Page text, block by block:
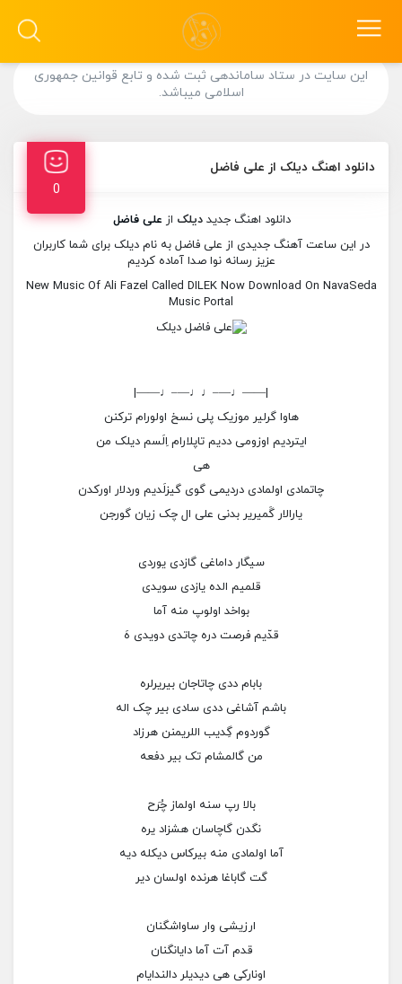
این سایت در ستاد ساماندهی ثبت شده و تابع قوانین جمهوری
اسلامی میباشد.
دانلود اهنگ دیلک از علی فاضل
0
دانلود اهنگ جدید دیلک از علی فاضل
در این ساعت آهنگ جدیدی از علی فاضل به نام دیلک برای شما کاربران
عزیز رسانه نوا صدا آماده کردیم
New Music Of Ali Fazel Called DILEK Now Download On NavaSeda
Music Portal
|——♩—–♩♩—–♩——|
هاوا گرلیر موزیک پلی نسخ اولورام ترکنن
ایتردیم اوزومی ددیم تاپلارام اِلَسم دیلک من
هی
چاتمادی اولمادی دردیمی گوی گیزلَدیم وردلار اورکدن
یارالار گَمیریر بدنی علی ال چک زیان گورجن
سیگار داماغی گازدی یوردی
قلمیم الده یازدی سویدی
بواخد اولوپ منه آما
قدّیم فرصت دره چاتدی دویدی هَ
بابام ددی چاتاجان بیریرلره
باشم آشاغی ددی سادی بیر چک اله
گوردوم گِدیب اللریمنن هرزاد
من گالمشام تک بیر دفعه
بالا رپ سنه اولماز چُرَح
نگدن گاچاسان هشزاد یره
آما اولمادی منه بیرکاس دیکله دیه
گت گاباغا هرنده اولسان دیر
ارزیشی وار ساواشگنان
قدم آت آما دایانگنان
اونارکی هی دیدیلر دالندایام